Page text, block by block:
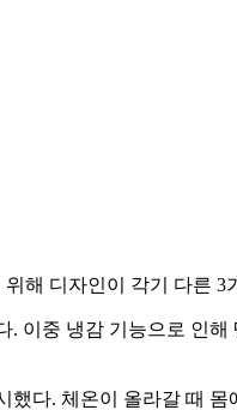
해 디자인이 각기 다른
이중 냉감 기능으로 인
다. 체온이 올라갈 때